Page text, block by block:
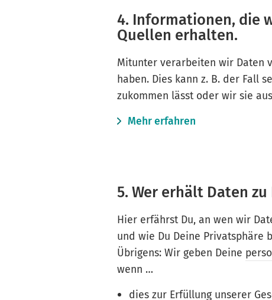
4. Informationen, die
Quellen erhalten.
Mitunter verarbeiten wir Daten
haben. Dies kann z. B. der Fall
zukommen lässt oder wir sie
Mehr erfahren
5. Wer erhält Daten
Hier erfährst Du, an wen wir
und wie Du Deine Privatsphäre
Übrigens: Wir geben Deine
wenn …
dies zur Erfüllung unserer